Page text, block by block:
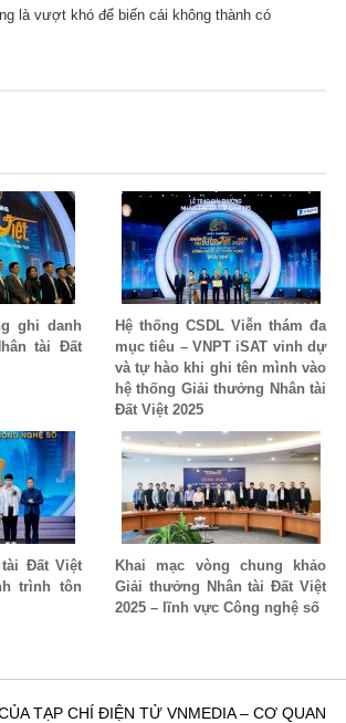
là vượt khó để biến cái không thành có
ghi danh
tài Đất
Hệ thống CSDL Viễn thám đa
mục tiêu – VNPT iSAT vinh dự
và tự hào khi ghi tên mình vào
hệ thống Giải thưởng Nhân tài
Đất Việt 2025
Đất Việt
trình tôn
Khai mạc vòng chung khảo
Giải thưởng Nhân tài Đất Việt
2025 – lĩnh vực Công nghệ số
TẠP CHÍ ĐIỆN TỬ VNMEDIA – CƠ QUAN